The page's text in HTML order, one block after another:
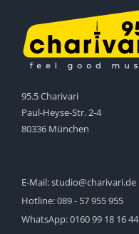
95.5 Charivari
Paul-Heyse-Str. 2-4
80336 München
E-Mail:studio@charivari.de
Hotline:089 - 57 955 955
WhatsApp:0160 99 18 16 44